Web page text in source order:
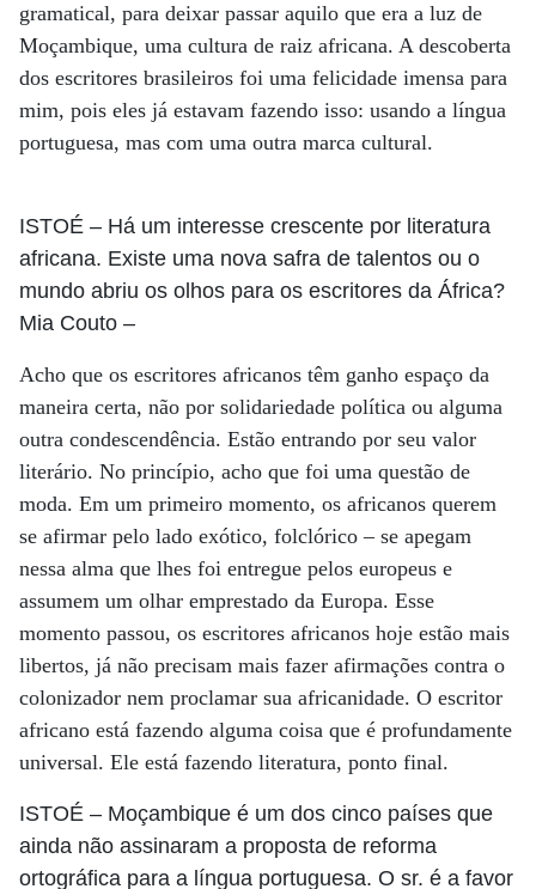
gramatical, para deixar passar aquilo que era a luz de
Moçambique, uma cultura de raiz africana. A descoberta
dos escritores brasileiros foi uma felicidade imensa para
mim, pois eles já estavam fazendo isso: usando a língua
portuguesa, mas com uma outra marca cultural.
ISTOÉ – Há um interesse crescente por literatura
africana. Existe uma nova safra de talentos ou o
mundo abriu os olhos para os escritores da África?
Mia Couto –
Acho que os escritores africanos têm ganho espaço da
maneira certa, não por solidariedade política ou alguma
outra condescendência. Estão entrando por seu valor
literário. No princípio, acho que foi uma questão de
moda. Em um primeiro momento, os africanos querem
se afirmar pelo lado exótico, folclórico – se apegam
nessa alma que lhes foi entregue pelos europeus e
assumem um olhar emprestado da Europa. Esse
momento passou, os escritores africanos hoje estão mais
libertos, já não precisam mais fazer afirmações contra o
colonizador nem proclamar sua africanidade. O escritor
africano está fazendo alguma coisa que é profundamente
universal. Ele está fazendo literatura, ponto final.
ISTOÉ – Moçambique é um dos cinco países que
ainda não assinaram a proposta de reforma
ortográfica para a língua portuguesa. O sr. é a favor